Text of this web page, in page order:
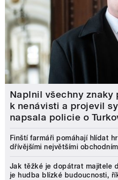
Naplnil všechny znaky
k nenávisti a projevil
napsala policie o
Finští farmáři pomáhají hlídat
dřívějšími největšími
Jak těžké je dopátrat majitele
je hudba blízké budoucnosti,